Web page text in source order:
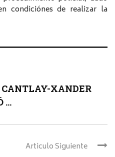
condiciónes de realizar la
XANDER
...
Articulo Siguiente